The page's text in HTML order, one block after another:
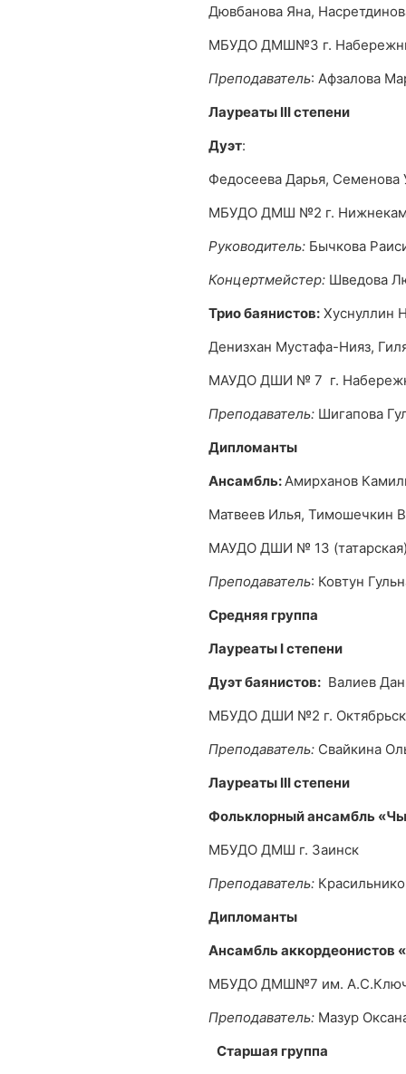
Дювбанова Яна,
МБУДО ДМШ№3 г.
Преподаватель: Афзалова
Лауреаты IIIстепени
Дуэт:
Федосеева Дарья, Семенова
МБУДО ДМШ №2 г.
Руководитель: Бычкова
Концертмейстер: Шведова
Трио баянистов: Хуснуллин
Денизхан Мустафа-Нияз,
МАУДО ДШИ № 7 г.
Преподаватель: Шигапова
Дипломанты
Ансамбль:Амирханов
Матвеев Илья, Тимошечкин
МАУДО ДШИ № 13
Преподаватель: Ковтун
Средняя группа
Лауреаты Iстепени
Дуэт баянистов: Валиев
МБУДО ДШИ №2 г.
Преподаватель: Свайкина
Лауреаты IIIстепени
Фольклорный ансамбль
МБУДО ДМШ г. Заинск
Преподаватель:
Дипломанты
Ансамбль аккордеонистов
МБУДО ДМШ№7 им.
Преподаватель: Мазур
Старшая группа